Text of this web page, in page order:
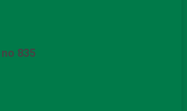
835